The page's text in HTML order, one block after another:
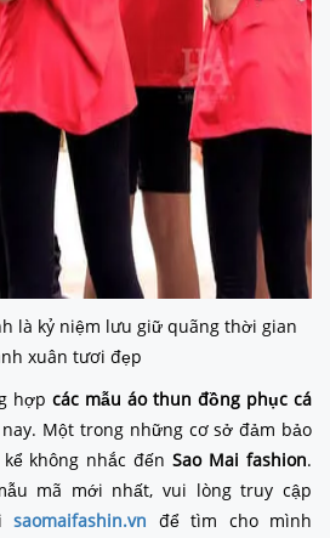
là kỷ niệm lưu giữ quãng thời gian
xuân tươi đẹp
hợp các mẫu áo thun đồng phục cá
Một trong những cơ sở đảm bảo
không nhắc đếnSao Mai fashion.
mã mới nhất, vui lòng truy cập
saomaifashin.vn để tìm cho mình